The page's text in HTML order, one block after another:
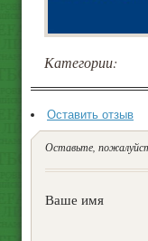
Категории:
Оставить отзыв
Оставьте,
Ваше имя